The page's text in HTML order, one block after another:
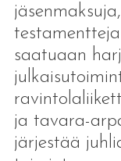
saatuaan
ja tavara-
järjestää